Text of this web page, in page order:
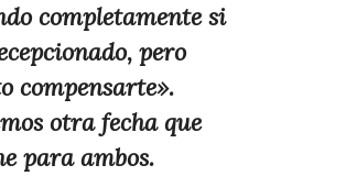
completamente si
pero
compensarte».
otra fecha que
para ambos.